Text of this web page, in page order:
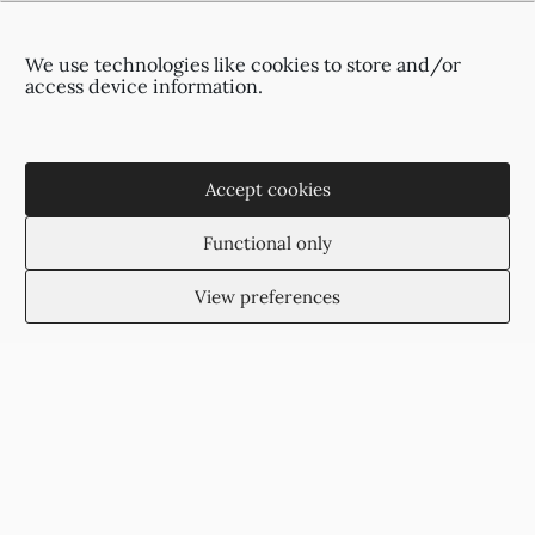
We use technologies like cookies to store and/or
access device information.
Accept cookies
Functional only
View preferences
Όροι και Προϋποθέσεις
Πολιτική Απορρήτου
Αγίας Παρασκευής 2
(Πίσω από το οίκημα του ΑΠΟΕΛ),
2002, Στρόβολος, Λευκωσία, Κύπρος
+35722755516
suzukyoto@gmail.com